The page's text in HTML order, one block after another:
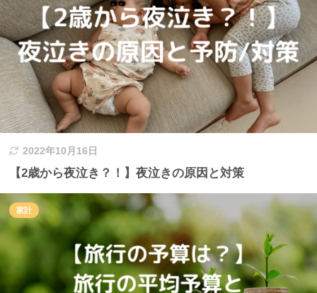
2022年10月16日
【2歳から夜泣き？！】夜泣きの原因と対策
家計